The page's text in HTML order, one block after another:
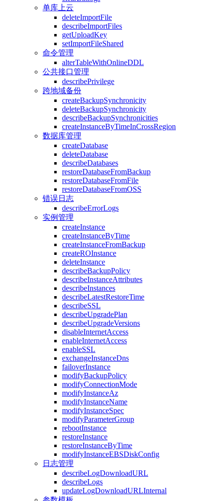
单库上云
deleteImportFile
describeImportFiles
getUploadKey
setImportFileShared
命令管理
alterTableWithOnlineDDL
公共接口管理
describePrivilege
跨地域备份
createBackupSynchronicity
deleteBackupSynchronicity
describeBackupSynchronicities
createInstanceByTimeInCrossRegion
数据库管理
createDatabase
deleteDatabase
describeDatabases
restoreDatabaseFromBackup
restoreDatabaseFromFile
restoreDatabaseFromOSS
错误日志
describeErrorLogs
实例管理
createInstance
createInstanceByTime
createInstanceFromBackup
createROInstance
deleteInstance
describeBackupPolicy
describeInstanceAttributes
describeInstances
describeLatestRestoreTime
describeSSL
describeUpgradePlan
describeUpgradeVersions
disableInternetAccess
enableInternetAccess
enableSSL
exchangeInstanceDns
failoverInstance
modifyBackupPolicy
modifyConnectionMode
modifyInstanceAz
modifyInstanceName
modifyInstanceSpec
modifyParameterGroup
rebootInstance
restoreInstance
restoreInstanceByTime
modifyInstanceEBSDiskConfig
日志管理
describeLogDownloadURL
describeLogs
updateLogDownloadURLInternal